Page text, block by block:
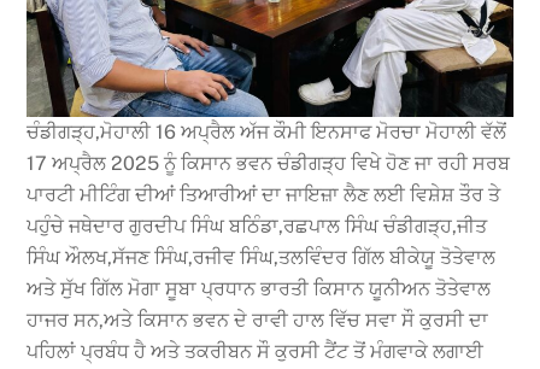
ਚੰਡੀਗੜ੍ਹ,ਮੋਹਾਲੀ 16 ਅਪ੍ਰੈਲ ਅੱਜ ਕੌਮੀ ਇਨਸਾਫ ਮੋਰਚਾ ਮੋਹਾਲੀ ਵੱਲੋਂ
17 ਅਪ੍ਰੈਲ 2025 ਨੂੰ ਕਿਸਾਨ ਭਵਨ ਚੰਡੀਗੜ੍ਹ ਵਿਖੇ ਹੋਣ ਜਾ ਰਹੀ ਸਰਬ
ਪਾਰਟੀ ਮੀਟਿੰਗ ਦੀਆਂ ਤਿਆਰੀਆਂ ਦਾ ਜਾਇਜ਼ਾ ਲੈਣ ਲਈ ਵਿਸ਼ੇਸ਼ ਤੌਰ ਤੇ
ਪਹੁੰਚੇ ਜਥੇਦਾਰ ਗੁਰਦੀਪ ਸਿੰਘ ਬਠਿੰਡਾ,ਰਛਪਾਲ ਸਿੰਘ ਚੰਡੀਗੜ੍ਹ,ਜੀਤ
ਸਿੰਘ ਔਲਖ,ਸੱਜਣ ਸਿੰਘ,ਰਜੀਵ ਸਿੰਘ,ਤਲਵਿੰਦਰ ਗਿੱਲ ਬੀਕੇਯੂ ਤੋਤੇਵਾਲ
ਅਤੇ ਸੁੱਖ ਗਿੱਲ ਮੋਗਾ ਸੂਬਾ ਪ੍ਰਧਾਨ ਭਾਰਤੀ ਕਿਸਾਨ ਯੂਨੀਅਨ ਤੋਤੇਵਾਲ
ਹਾਜਰ ਸਨ,ਅਤੇ ਕਿਸਾਨ ਭਵਨ ਦੇ ਰਾਵੀ ਹਾਲ ਵਿੱਚ ਸਵਾ ਸੌ ਕੁਰਸੀ ਦਾ
ਪਹਿਲਾਂ ਪ੍ਰਬੰਧ ਹੈ ਅਤੇ ਤਕਰੀਬਨ ਸੌ ਕੁਰਸੀ ਟੈਂਟ ਤੋਂ ਮੰਗਵਾਕੇ ਲਗਾਈ